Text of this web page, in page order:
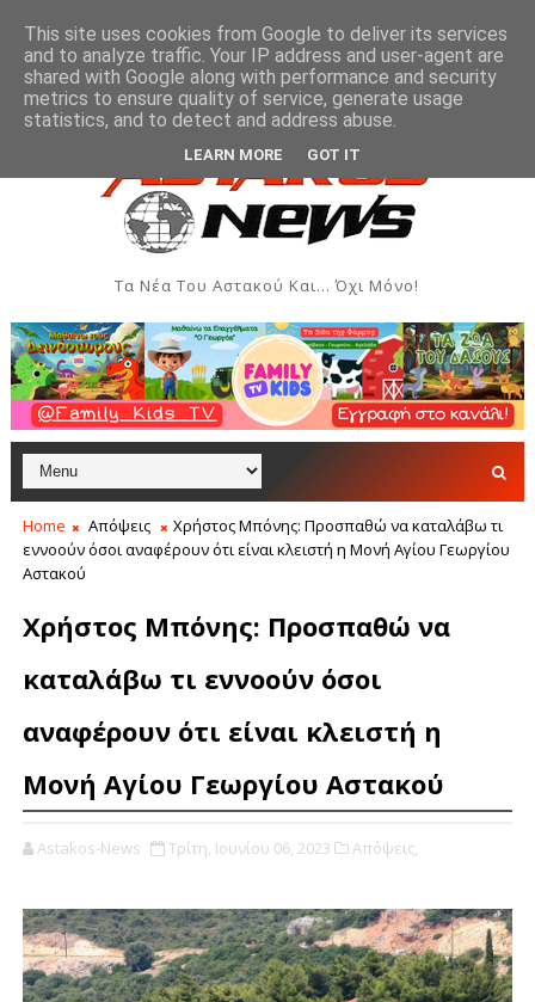
Δημιουργιών του Συλλόγου Γυναικών Αστακού ΠΟΛΙΤΙΣΜΌΣ
Τα Νέα Του Αστακού Και... Όχι Μόνο!
Home Απόψεις
Χρήστος Μπόνης: Προσπαθώ να καταλάβω τι
εννοούν όσοι αναφέρουν ότι είναι κλειστή η Μονή Αγίου Γεωργίου
Αστακού
Χρήστος Μπόνης: Προσπαθώ να
καταλάβω τι εννοούν όσοι
αναφέρουν ότι είναι κλειστή η
Μονή Αγίου Γεωργίου Αστακού
Astakos-News Τρίτη, Ιουνίου 06, 2023 Απόψεις,
This site uses cookies from Google to deliver its services
and to analyze traffic. Your IP address and user-agent are
shared with Google along with performance and security
metrics to ensure quality of service, generate usage
statistics, and to detect and address abuse.
LEARN MORE GOT IT